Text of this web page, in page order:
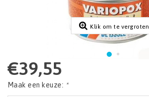
Klik om te vergroten
€39,55
Maak een keuze: *